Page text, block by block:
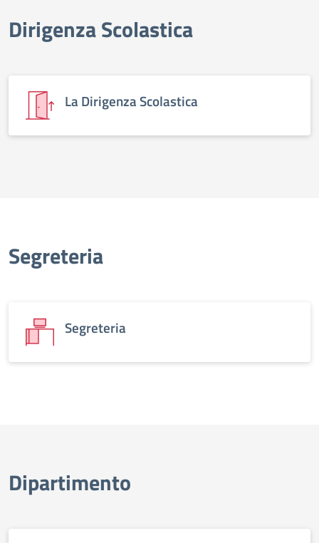
elenco degli organi
Dirigenza Scolastica
La Dirigenza Scolastica
Segreteria
Segreteria
Dipartimento